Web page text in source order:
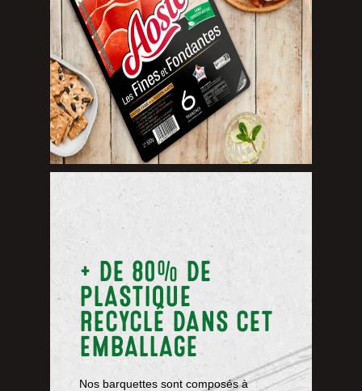
+ DE 80% DE
PLASTIQUE
RECYCLÉ DANS CET
EMBALLAGE
Nos barquettes sont composés à